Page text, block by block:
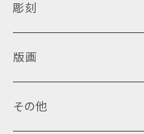
彫刻
版画
その他